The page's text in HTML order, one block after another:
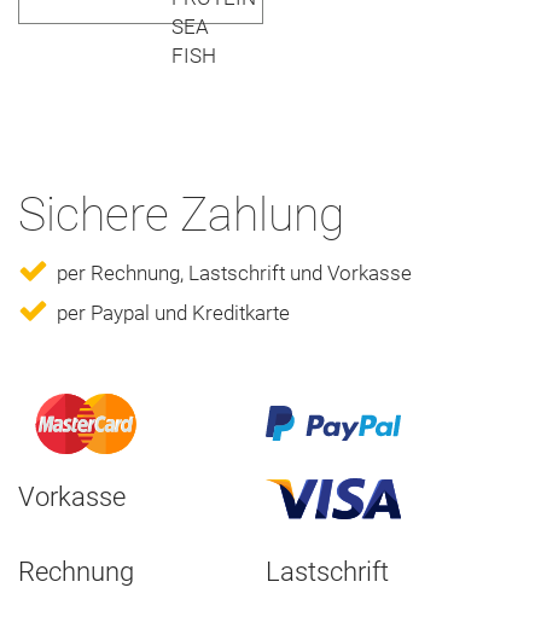
Sichere Zahlung
per Rechnung, Lastschrift und Vorkasse
per Paypal und Kreditkarte
Vorkasse
Rechnung Lastschrift